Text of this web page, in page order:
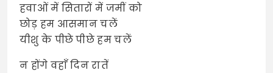
हवाओं में सितारों में जमीं को
छोड़ हम आसमान चलें
यीशु के पीछे पीछे हम चलें
न होंगे वहाँ दिन रातें